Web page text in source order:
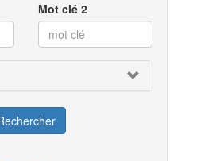
Mot clé 2